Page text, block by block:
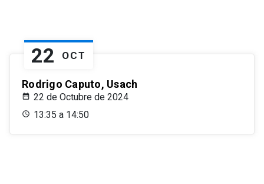
22 OCT
Rodrigo Caputo, Usach
22 de Octubre de 2024
13:35 a 14:50